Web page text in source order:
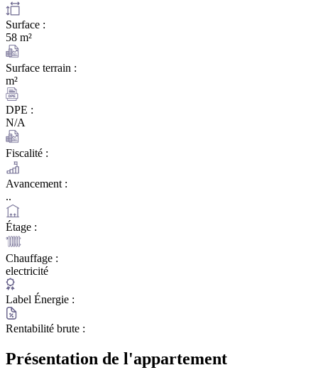
Surface :
58 m²
Surface terrain :
m²
DPE :
N/A
Fiscalité :
Avancement :
..
Étage :
Chauffage :
electricité
Label Énergie :
Rentabilité brute :
Présentation de l'appartement